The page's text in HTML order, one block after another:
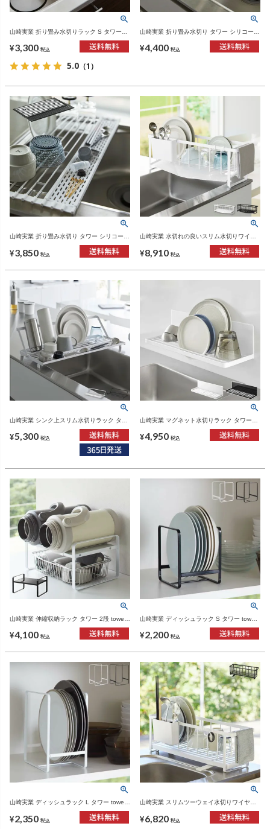
山崎実業 折り畳み水切りラック S タワー
¥3,300 税込
5.0 （1）
山崎実業 折り畳み水切り タワー シリコーン
シリーズ
¥4,400 税込
山崎実業 折り畳み水切り タワー シリコーン
トレー付き S tower | 水切りラック・タワー
シリーズ
¥3,850 税込
山崎実業 水切れの良いスリム水切りワイヤ
ーバスケット タワー tower | キッチン雑貨・
タワーシリーズ
¥8,910 税込
山崎実業 シンク上スリム水切りラック タワ
貨・タワーシリーズ
¥5,300 税込
山崎実業 マグネット水切りラック タワー
¥4,950 税込
山崎実業 伸縮収納ラック タワー 2段 tower |
¥4,100 税込
山崎実業 ディッシュラック S タワー tower |
¥2,200 税込
山崎実業 ディッシュラック L タワー tower |
キッチン雑貨・タワーシリーズ
¥2,350 税込
山崎実業 スリムツーウェイ水切りワイヤー
バスケット タワー tower | キッチン雑貨・タ
ワーシリーズ
¥6,820 税込